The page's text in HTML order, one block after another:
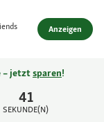
Anzeigen
41
SEKUNDE(N)
– jetztsparen!